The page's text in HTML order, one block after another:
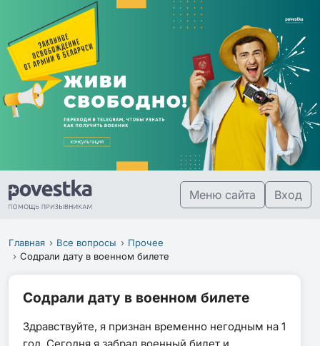
Меню сайта Вход
Главная Все вопросы
Прочее
Содрали дату в военном билете
Содрали дату в военном билете
Здравствуйте, я признан временно негодным на 1